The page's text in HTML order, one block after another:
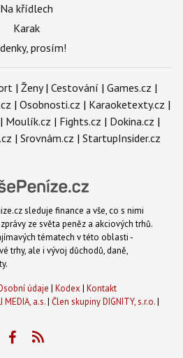
Na křídlech
Karak
prosím!
| Ženy| Cestování | Games.cz |
| Osobnosti.cz | Karaoketexty.cz |
| Moulík.cz | Fights.cz | Dokina.cz |
| Srovnám.cz | StartupInsider.cz
sleduje finance a vše, co s nimi
ze světa peněz a akciových trhů.
tématech v této oblasti -
trhy, ale i vývoj důchodů, daně,
údaje | Kodex | Kontakt
MEDIA, a.s.| Člen skupiny DIGNITY, s.r.o.|